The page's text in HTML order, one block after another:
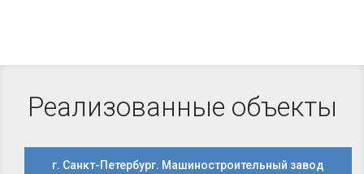
Реализованные объекты
г. Санкт-Петербург. Машиностроительный завод